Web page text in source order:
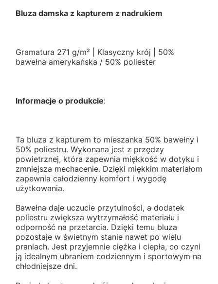
Bluza damska z kapturem z nadrukiem
Gramatura 271 g/m² | Klasyczny krój | 50%
bawełna amerykańska / 50% poliester
Informacje o produkcie:
Ta bluza z kapturem to mieszanka 50% bawełny i
50% poliestru. Wykonana jest z przędzy
powietrznej, która zapewnia miękkość w dotyku i
zmniejsza mechacenie. Dzięki miękkim materiałom
zapewnia całodzienny komfort i wygodę
użytkowania.
Bawełna daje uczucie przytulności, a dodatek
poliestru zwiększa wytrzymałość materiału i
odporność na przetarcia. Dzięki temu bluza
pozostaje w świetnym stanie nawet po wielu
praniach. Jest przyjemnie ciężka i ciepła, co czyni
ją idealnym ubraniem codziennym i sportowym na
chłodniejsze dni.